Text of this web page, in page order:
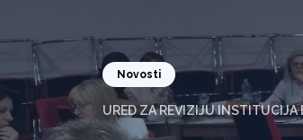
Novosti
URED ZA REVIZIJU INSTITUCIJA